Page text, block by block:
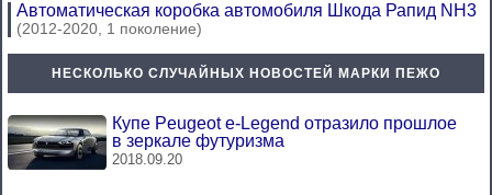
Автоматическая коробка автомобиля Шкода Рапид NH3
(2012-2020, 1 поколение)
НЕСКОЛЬКО СЛУЧАЙНЫХ НОВОСТЕЙ МАРКИ ПЕЖО
Купе Peugeot e-Legend отразило прошлое
в зеркале футуризма
2018.09.20